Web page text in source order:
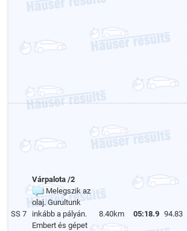
SS 7
Várpalota /2
Melegszik az
olaj. Gurultunk
inkább a pályán.
Embert és gépet
8.40km 05:18.9 94.83